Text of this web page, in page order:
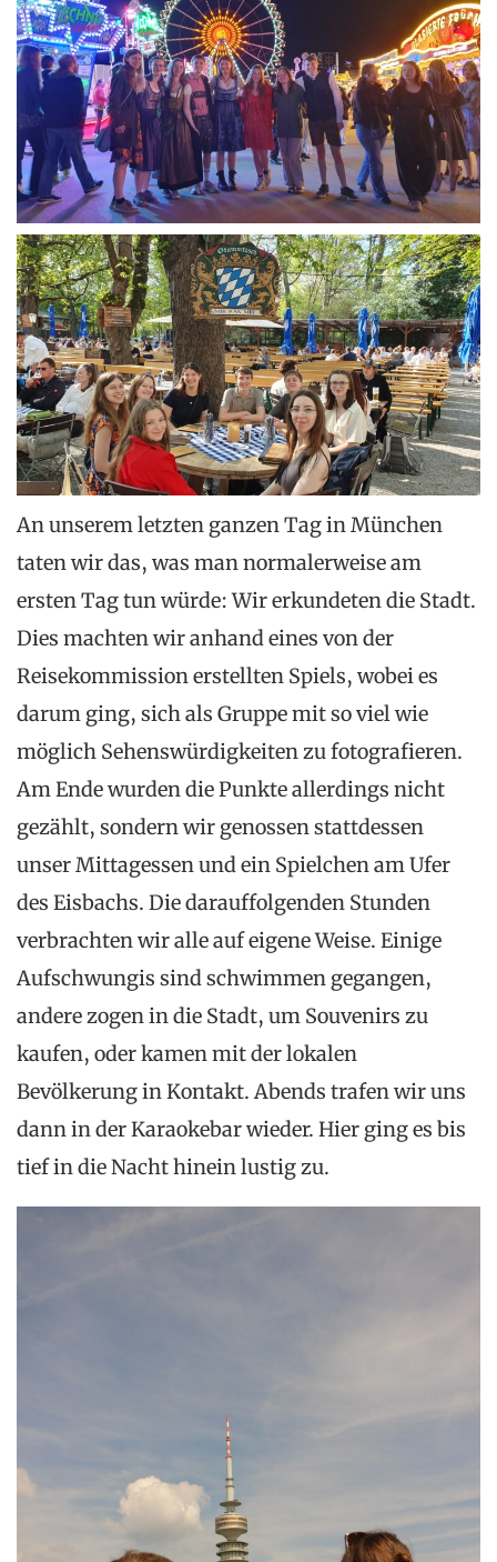
An unserem letzten ganzen Tag in München
taten wir das, was man normalerweise am
ersten Tag tun würde: Wir erkundeten die Stadt.
Dies machten wir anhand eines von der
Reisekommission erstellten Spiels, wobei es
darum ging, sich als Gruppe mit so viel wie
möglich Sehenswürdigkeiten zu fotografieren.
Am Ende wurden die Punkte allerdings nicht
gezählt, sondern wir genossen stattdessen
unser Mittagessen und ein Spielchen am Ufer
des Eisbachs. Die darauffolgenden Stunden
verbrachten wir alle auf eigene Weise. Einige
Aufschwungis sind schwimmen gegangen,
andere zogen in die Stadt, um Souvenirs zu
kaufen, oder kamen mit der lokalen
Bevölkerung in Kontakt. Abends trafen wir uns
dann in der Karaokebar wieder. Hier ging es bis
tief in die Nacht hinein lustig zu.